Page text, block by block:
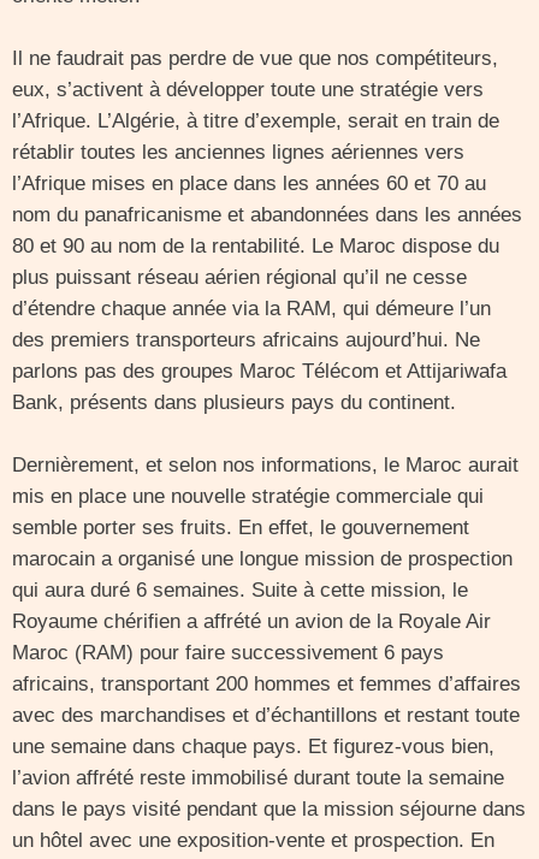
Il ne faudrait pas perdre de vue que nos compétiteurs,
eux, s’activent à développer toute une stratégie vers
l’Afrique. L’Algérie, à titre d’exemple, serait en train de
rétablir toutes les anciennes lignes aériennes vers
l’Afrique mises en place dans les années 60 et 70 au
nom du panafricanisme et abandonnées dans les années
80 et 90 au nom de la rentabilité. Le Maroc dispose du
plus puissant réseau aérien régional qu’il ne cesse
d’étendre chaque année via la RAM, qui démeure l’un
des premiers transporteurs africains aujourd’hui. Ne
parlons pas des groupes Maroc Télécom et Attijariwafa
Bank, présents dans plusieurs pays du continent.
Dernièrement, et selon nos informations, le Maroc aurait
mis en place une nouvelle stratégie commerciale qui
semble porter ses fruits. En effet, le gouvernement
marocain a organisé une longue mission de prospection
qui aura duré 6 semaines. Suite à cette mission, le
Royaume chérifien a affrété un avion de la Royale Air
Maroc (RAM) pour faire successivement 6 pays
africains, transportant 200 hommes et femmes d’affaires
avec des marchandises et d’échantillons et restant toute
une semaine dans chaque pays. Et figurez-vous bien,
l’avion affrété reste immobilisé durant toute la semaine
dans le pays visité pendant que la mission séjourne dans
un hôtel avec une exposition-vente et prospection. En